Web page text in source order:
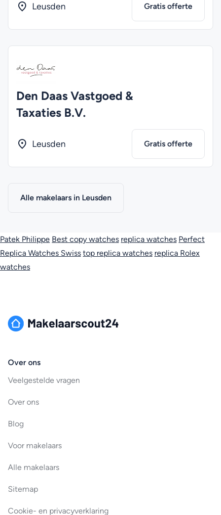
Leusden Gratis offerte
Den Daas Vastgoed &
Taxaties B.V.
Leusden Gratis offerte
Alle makelaars in Leusden
Patek Philippe Best copy watches replica watches Perfect
Replica Watches Swiss top replica watches replica Rolex
watches
Over ons
Veelgestelde vragen
Over ons
Blog
Voor makelaars
Alle makelaars
Sitemap
Cookie- en privacyverklaring